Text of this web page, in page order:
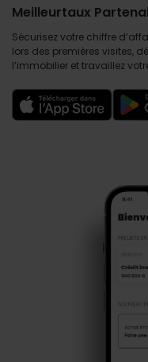
Meilleurtaux
Sécurisez votre chiffre
lors des premières visites,
l’immobilier et travaillez